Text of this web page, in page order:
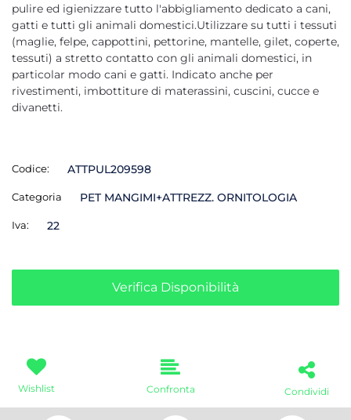
pulire ed igienizzare tutto l'abbigliamento dedicato a cani,
gatti e tutti gli animali domestici.Utilizzare su tutti i tessuti
(maglie, felpe, cappottini, pettorine, mantelle, gilet, coperte,
tessuti) a stretto contatto con gli animali domestici, in
particolar modo cani e gatti. Indicato anche per
rivestimenti, imbottiture di materassini, cuscini, cucce e
divanetti.
Codice: ATTPUL209598
Categoria PET MANGIMI+ATTREZZ. ORNITOLOGIA
Iva: 22
Verifica Disponibilità
Wishlist Confronta Condividi